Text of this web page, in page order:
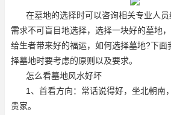
在墓地的选择时可以咨询相关专业人
需求不可盲目地选择，选择一块好的墓地
给生者带来好的福运，如何选择墓地?下面
择墓地时要考虑的原则以及要求。
怎么看墓地风水好坏
1、首看方向：常话说得好，坐北朝南
贵家。